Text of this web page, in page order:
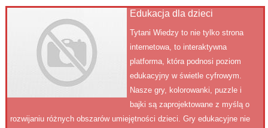
Edukacja dla dzieci
Tytani Wiedzy to nie tylko strona
internetowa, to interaktywna
platforma, która podnosi poziom
edukacyjny w świetle cyfrowym.
Nasze gry, kolorowanki, puzzle i
bajki są zaprojektowane z myślą o
rozwijaniu różnych obszarów umiejętności dzieci. Gry edukacyjne nie